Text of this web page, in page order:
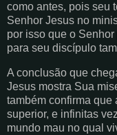
como antes, pois seu
Senhor Jesus no
por isso que o
para seu discípulo
A conclusão que
Jesus mostra Sua
também confirma
superior, e infinitas
mundo mau no qual